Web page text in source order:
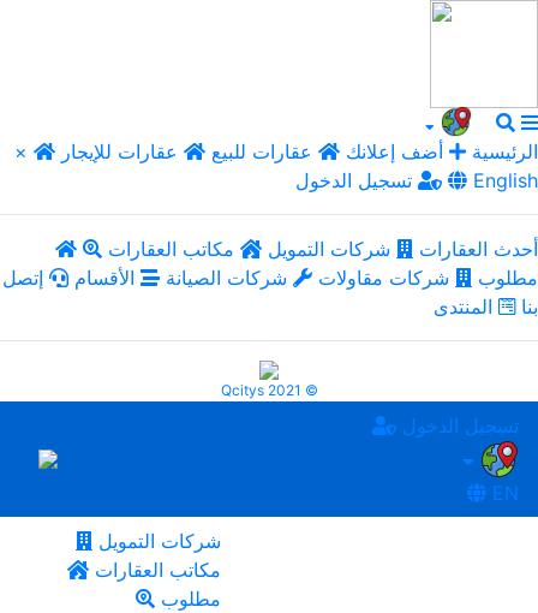
× الرئيسية أضف إعلانك عقارات للبيع
عقارات للإيجار
تسجيل الدخول
English
أحدث العقارات شركات التمويل
مكاتب العقارات
مطلوب
شركات مقاولات شركات الصيانة الأقسام
إتصل
بنا
المنتدى
Qcitys 2021 ©
تسجيل الدخول
EN
شركات التمويل
مكاتب العقارات
مطلوب